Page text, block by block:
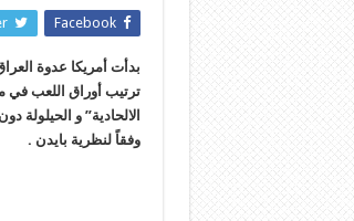
Facebook
بدأت أمريكا عدوة
ترتيب أوراق اللعب
الالحادية” و
وفقاً لنظرية بايدن .